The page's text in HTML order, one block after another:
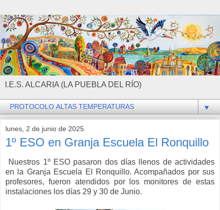
I.E.S. ALCARIA (LA PUEBLA DEL RÍO)
▼
lunes, 2 de junio de 2025
1º ESO en Granja Escuela El Ronquillo
Nuestros 1º ESO pasaron dos días llenos de actividades
en la Granja Escuela El Ronquillo. Acompañados por sus
profesores, fueron atendidos por los monitores de estas
instalaciones los días 29 y 30 de Junio.